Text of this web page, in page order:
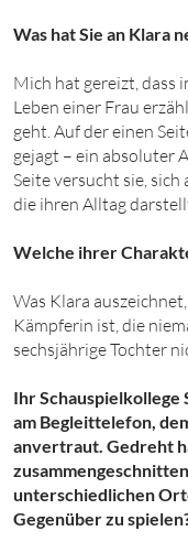
Was hat Sie an Klara
Mich hat gereizt, dass
Leben einer Frau
geht. Auf der einen
gejagt – ein absoluter
Seite versucht sie,
die ihren Alltag
Welche ihrer
Was Klara
Kämpferin ist, die
sechsjährige Tochter
Ihr Schauspielkollege
am Begleittelefon,
anvertraut. Gedreht
unterschiedlichen
Gegenüber zu